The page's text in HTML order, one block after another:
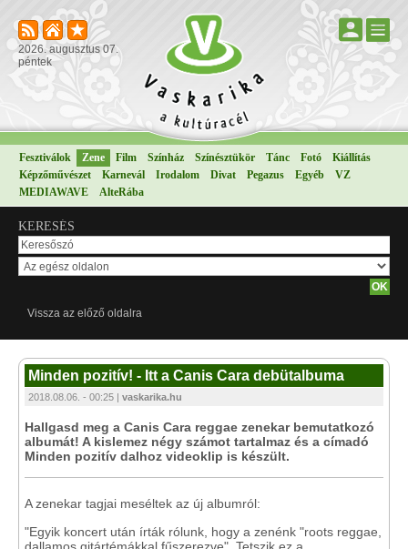
2026. augusztus 07.
péntek
Fesztiválok Zene Film Színház Színésztükör Tánc Fotó
Kiállítás
Képzőművészet
Karnevál Irodalom Divat Pegazus Egyéb
VZ
MEDIAWAVE
AlteRába
KERESÉS
Vissza az előző oldalra
Minden pozitív! - Itt a Canis Cara debütalbuma
2018.08.06. - 00:25 | vaskarika.hu
Hallgasd meg a Canis Cara reggae zenekar bemutatkozó
albumát! A kislemez négy számot tartalmaz és a címadó
Minden pozitív dalhoz videoklip is készült.
A zenekar tagjai meséltek az új albumról:
"Egyik koncert után írták rólunk, hogy a zenénk "roots reggae,